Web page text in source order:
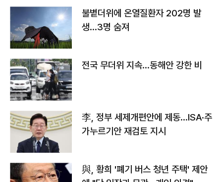
불볕더위에 온열질환자 202명 발
생…3명 숨져
전국 무더위 지속…동해안 강한 비
李, 정부 세제개편안에 제동…ISA·주
가누르기안 재검토 지시
與, 황희 '폐기 버스 청년 주택' 제안